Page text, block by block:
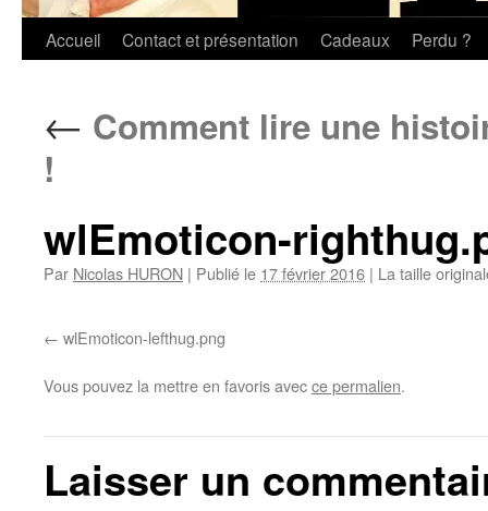
Accueil Contact et présentation Cadeaux Perdu ?
← Comment lire une
!
wlEmoticon-
Par Nicolas HURON | Publié le 17 février 2016 | La taille
wlEmoticon-lefthug.png
Vous pouvez la mettre en favoris avecce permalien.
Laisser un